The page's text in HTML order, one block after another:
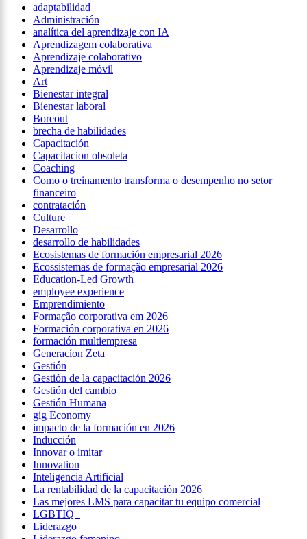
adaptabilidad
Administración
analítica del aprendizaje con IA
Aprendizagem colaborativa
Aprendizaje colaborativo
Aprendizaje móvil
Art
Bienestar integral
Bienestar laboral
Boreout
brecha de habilidades
Capacitación
Capacitacion obsoleta
Coaching
Como o treinamento transforma o desempenho no setor
financeiro
contratación
Culture
Desarrollo
desarrollo de habilidades
Ecosistemas de formación empresarial 2026
Ecossistemas de formação empresarial 2026
Education-Led Growth
employee experience
Emprendimiento
Formação corporativa em 2026
Formación corporativa en 2026
formación multiempresa
Generacíon Zeta
Gestión
Gestión de la capacitación 2026
Gestión del cambio
Gestión Humana
gig Economy
impacto de la formación en 2026
Inducción
Innovar o imitar
Innovation
Inteligencia Artificial
La rentabilidad de la capacitación 2026
Las mejores LMS para capacitar tu equipo comercial
LGBTIQ+
Liderazgo